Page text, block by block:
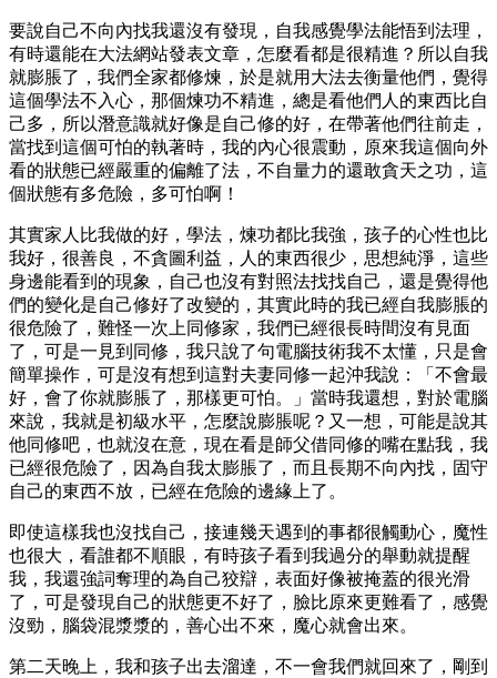
要說自己不向內找我還沒有發現，自我感覺學法能悟到法理，
有時還能在大法網站發表文章，怎麼看都是很精進？所以自我
就膨脹了，我們全家都修煉，於是就用大法去衡量他們，覺得
這個學法不入心，那個煉功不精進，總是看他們人的東西比自
己多，所以潛意識就好像是自己修的好，在帶著他們往前走，
當找到這個可怕的執著時，我的內心很震動，原來我這個向外
看的狀態已經嚴重的偏離了法，不自量力的還敢貪天之功，這
個狀態有多危險，多可怕啊！
其實家人比我做的好，學法，煉功都比我強，孩子的心性也比
我好，很善良，不貪圖利益，人的東西很少，思想純淨，這些
身邊能看到的現象，自己也沒有對照法找找自己，還是覺得他
們的變化是自己修好了改變的，其實此時的我已經自我膨脹的
很危險了，難怪一次上同修家，我們已經很長時間沒有見面
了，可是一見到同修，我只說了句電腦技術我不太懂，只是會
簡單操作，可是沒有想到這對夫妻同修一起沖我說：「不會最
好，會了你就膨脹了，那樣更可怕。」當時我還想，對於電腦
來說，我就是初級水平，怎麼說膨脹呢？又一想，可能是說其
他同修吧，也就沒在意，現在看是師父借同修的嘴在點我，我
已經很危險了，因為自我太膨脹了，而且長期不向內找，固守
自己的東西不放，已經在危險的邊緣上了。
即使這樣我也沒找自己，接連幾天遇到的事都很觸動心，魔性
也很大，看誰都不順眼，有時孩子看到我過分的舉動就提醒
我，我還強詞奪理的為自己狡辯，表面好像被掩蓋的很光滑
了，可是發現自己的狀態更不好了，臉比原來更難看了，感覺
沒勁，腦袋混漿漿的，善心出不來，魔心就會出來。
第二天晚上，我和孩子出去溜達，不一會我們就回來了，剛到